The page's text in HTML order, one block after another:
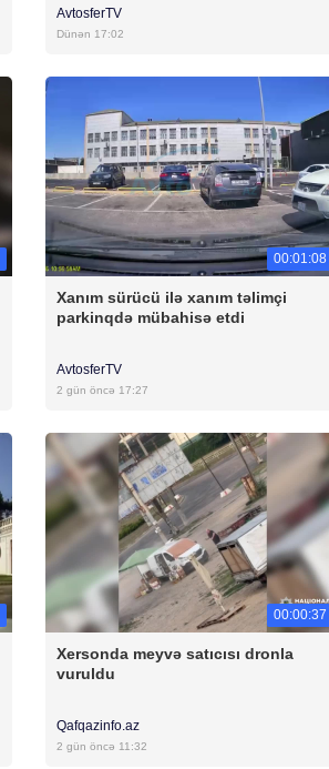
AvtosferTV
Dünən 17:02
00:01:08
Xanım sürücü ilə xanım təlimçi
parkinqdə mübahisə etdi
AvtosferTV
2 gün öncə 17:27
00:00:37
Xersonda meyvə satıcısı dronla
vuruldu
Qafqazinfo.az
2 gün öncə 11:32